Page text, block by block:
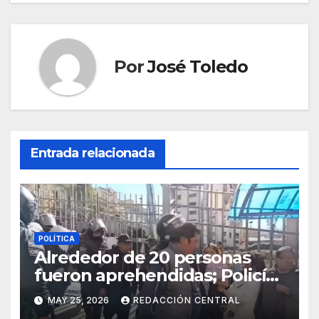
PorJosé Toledo
Entrada relacionada
POLÍTICA
Alrededor de 20 personas
fueron aprehendidas; Policía
gasifica e impide ingreso de
manifestantes a plaza Murillo
MAY 25, 2026 REDACCIÓN CENTRAL